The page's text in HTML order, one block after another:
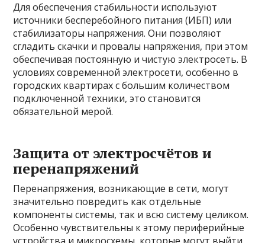
Для обеспечения стабильности используют
источники бесперебойного питания (ИБП) или
стабилизаторы напряжения. Они позволяют
сгладить скачки и провалы напряжения, при этом
обеспечивая постоянную и чистую электросеть. В
условиях современной электросети, особенно в
городских квартирах с большим количеством
подключенной техники, это становится
обязательной мерой.
Защита от электросчётов и
перенапряжений
Перенапряжения, возникающие в сети, могут
значительно повредить как отдельные
компоненты системы, так и всю систему целиком.
Особенно чувствительны к этому периферийные